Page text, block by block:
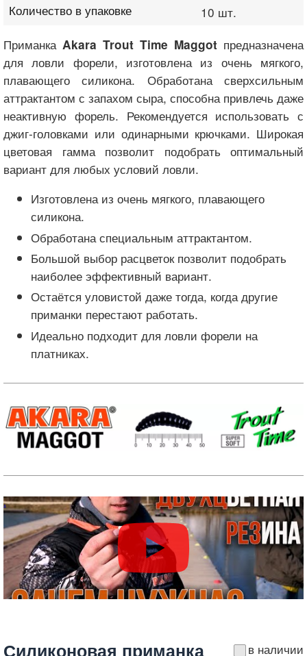
Количество в упаковке
10 шт.
Приманка Akara Trout Time Maggot предназначена
для ловли форели, изготовлена из очень мягкого,
плавающего силикона. Обработана сверхсильным
аттрактантом с запахом сыра, способна привлечь даже
неактивную форель. Рекомендуется использовать с
джиг-головками или одинарными крючками. Широкая
цветовая гамма позволит подобрать оптимальный
вариант для любых условий ловли.
Изготовлена из очень мягкого, плавающего
силикона.
Обработана специальным аттрактантом.
Большой выбор расцветок позволит подобрать
наиболее эффективный вариант.
Остаётся уловистой даже тогда, когда другие
приманки перестают работать.
Идеально подходит для ловли форели на
платниках.
в наличии
Силиконовая приманка